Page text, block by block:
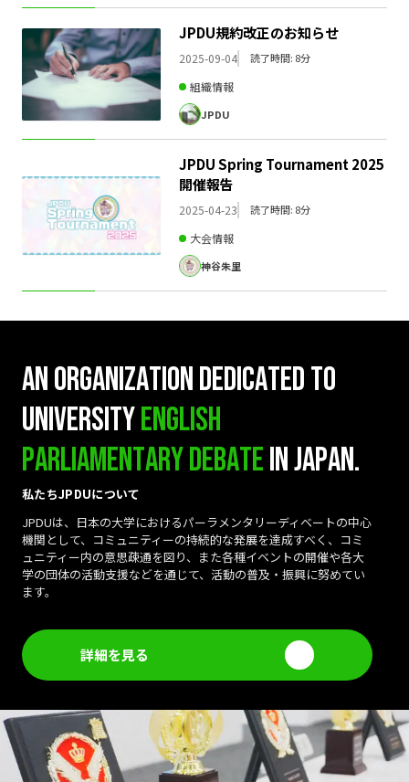
JPDU規約改正のお知らせ
2025-09-04 読了時間: 8分
組織情報
JPDU
JPDU Spring Tournament 2025
開催報告
2025-04-23 読了時間: 8分
大会情報
神谷朱里
Anorganizationdedicatedto
universityEnglish
ParliamentaryDebateinJapan.
私たちJPDUについて
JPDUは、日本の大学におけるパーラメンタリーディベートの中心
機関として、コミュニティーの持続的な発展を達成すべく、コミ
ュニティー内の意思疎通を図り、また各種イベントの開催や各大
学の団体の活動支援などを通じて、活動の普及・振興に努めてい
ます。
詳細を見る